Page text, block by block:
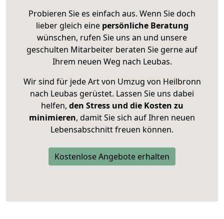
Probieren Sie es einfach aus. Wenn Sie doch
lieber gleich eine persönliche Beratung
wünschen, rufen Sie uns an und unsere
geschulten Mitarbeiter beraten Sie gerne auf
Ihrem neuen Weg nach Leubas.
Wir sind für jede Art von Umzug von Heilbronn
nach Leubas gerüstet. Lassen Sie uns dabei
helfen, den Stress und die Kosten zu
minimieren, damit Sie sich auf Ihren neuen
Lebensabschnitt freuen können.
Kostenlose Angebote erhalten